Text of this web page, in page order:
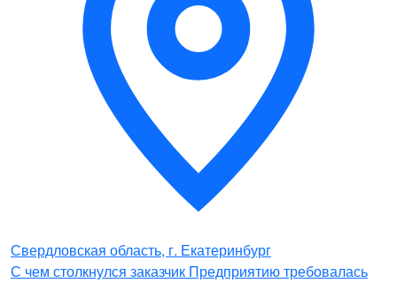
Свердловская область, г. Екатеринбург
С чем столкнулся заказчик Предприятию требовалась